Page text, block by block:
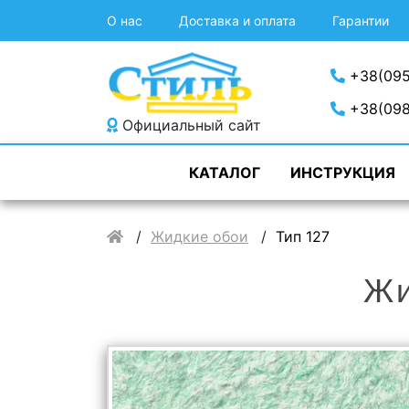
О нас Доставка и оплата Гарантии
Официальный сайт
КАТАЛОГ ИНСТРУКЦИЯ
Жидкие обои Тип 127